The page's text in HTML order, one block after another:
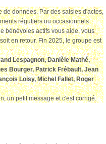
données. Par des saisies d'actes,
réguliers ou occasionnels
bénévoles actifs vous aide, vous
en retour. Fin 2025, le groupe est
Lespagnon, Danièle Mathé,
Bourger, Patrick Frébault, Jean
Loisy, Michel Fallet, Roger
un petit message et c'est corrigé.